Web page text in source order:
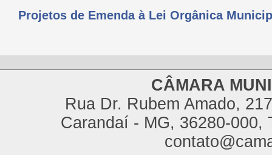
Projetos de Emenda à Lei Orgânica
CÂMARA
Rua Dr. Rubem Amado,
Carandaí - MG, 36280-000,